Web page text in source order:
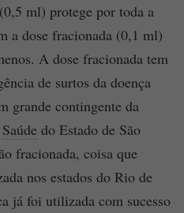
ml) protege por toda a
a dose fracionada (0,1 ml)
A dose fracionada tem
de surtos da doença
grande contingente da
Saúde do Estado de São
fracionada, coisa que
nos estados do Rio de
já foi utilizada com sucesso